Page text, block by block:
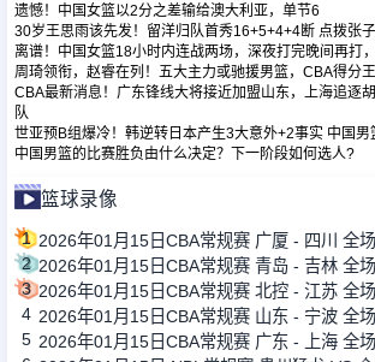
遗憾！中国女篮以2分之差输给澳大利亚，单节6
30岁王思雨该先发！留洋归队首秀16+5+4+4断 点拨张
离谱！中国女篮18小时内连战两场，深夜打完晚间再打
周琦领衔，赵睿在列！五大主力或驰援男篮，CBA得分
CBA最新消息！广东锋线大将接近加盟山东，上海追逐
队
世亚预B组爆冷！韩逆转日本产生3大意外+2事实 中国男
中国男篮的比赛胜负由什么决定？下一阶段如何选人?
篮球录像
1 2026年01月15日CBA常规赛 广厦 - 四川 全
2 2026年01月15日CBA常规赛 青岛 - 吉林 全
3 2026年01月15日CBA常规赛 北控 - 江苏 全
4 2026年01月15日CBA常规赛 山东 - 宁波 全
5 2026年01月15日CBA常规赛 广东 - 上海 全